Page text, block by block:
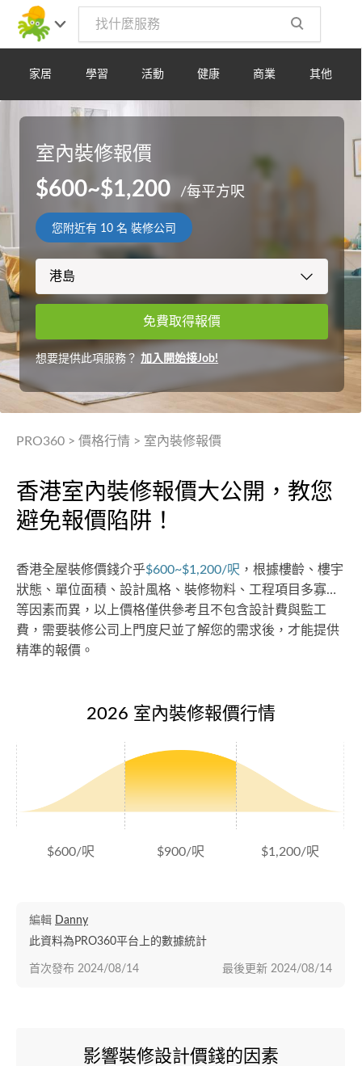
家居 學習 活動 健康 商業 其他
室內裝修報價
$600~$1,200 /每平方呎
您附近有 10 名 裝修公司
免費取得報價
想要提供此項服務？加入開始接Job!
PRO360 > 價格行情 > 室內裝修報價
香港室內裝修報價大公開，教您
避免報價陷阱！
香港全屋裝修價錢介乎$600~$1,200/呎 ，根據樓齡、樓宇
狀態、單位面積、設計風格、裝修物料、工程項目多寡…
等因素而異，以上價格僅供參考且不包含設計費與監工
費，需要裝修公司上門度尺並了解您的需求後，才能提供
精準的報價。
2026 室內裝修報價行情
$600/呎 $900/呎 $1,200/呎
編輯 Danny
此資料為PRO360平台上的數據統計
最後更新 2024/08/14
首次發布 2024/08/14
影響裝修設計價錢的因素